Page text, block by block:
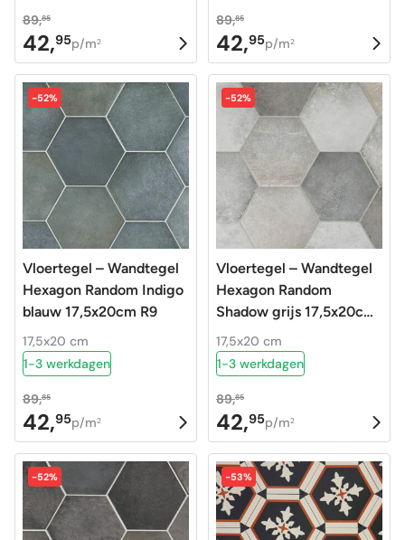
89,85
Oorspronkelijke
prijs
was:
89,85.
42,95
Huidige
prijs
is:
42,95.
p/m2
89,85
Oorspronkelijke
prijs
was:
89,85.
42,95
Huidige
prijs
is:
42,95.
p/m2
-52%
Vloertegel – Wandtegel
Hexagon Random Indigo
blauw 17,5x20cm R9
17,5x20 cm
1-3 werkdagen
89,85
Oorspronkelijke
prijs
was:
89,85.
42,95
Huidige
prijs
is:
42,95.
p/m2
-52%
Vloertegel – Wandtegel
Hexagon Random
Shadow grijs 17,5x20cm
R9
17,5x20 cm
1-3 werkdagen
89,85
Oorspronkelijke
prijs
was:
89,85.
42,95
Huidige
prijs
is:
42,95.
p/m2
-52% -53%